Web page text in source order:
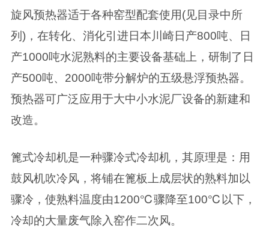
旋风预热器适于各种窑型配套使用(见目录中所
列)，在转化、消化引进日本川崎日产800吨、日
产1000吨水泥熟料的主要设备基础上，研制了日
产500吨、2000吨带分解炉的五级悬浮预热器。
预热器可广泛应用于大中小水泥厂设备的新建和
改造。
篦式冷却机是一种骤冷式冷却机，其原理是：用
鼓风机吹冷风，将铺在篦板上成层状的熟料加以
骤冷，使熟料温度由1200℃骤降至100℃以下，
冷却的大量废气除入窑作二次风。